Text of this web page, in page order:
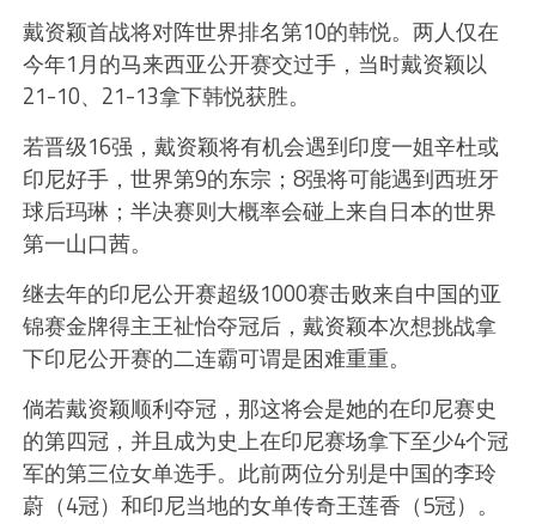
戴资颖首战将对阵世界排名第10的韩悦。两人仅在
今年1月的马来西亚公开赛交过手，当时戴资颖以
21-10、21-13拿下韩悦获胜。
若晋级16强，戴资颖将有机会遇到印度一姐辛杜或
印尼好手，世界第9的东宗；8强将可能遇到西班牙
球后玛琳；半决赛则大概率会碰上来自日本的世界
第一山口茜。
继去年的印尼公开赛超级1000赛击败来自中国的亚
锦赛金牌得主王祉怡夺冠后，戴资颖本次想挑战拿
下印尼公开赛的二连霸可谓是困难重重。
倘若戴资颖顺利夺冠，那这将会是她的在印尼赛史
的第四冠，并且成为史上在印尼赛场拿下至少4个冠
军的第三位女单选手。此前两位分别是中国的李玲
蔚（4冠）和印尼当地的女单传奇王莲香（5冠）。